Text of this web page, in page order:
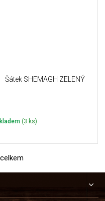
Šátek SHEMAGH ZELENÝ
(3 ks)